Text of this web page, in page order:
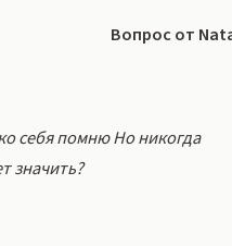
Вопрос от
себя помню Но никогда
значить?